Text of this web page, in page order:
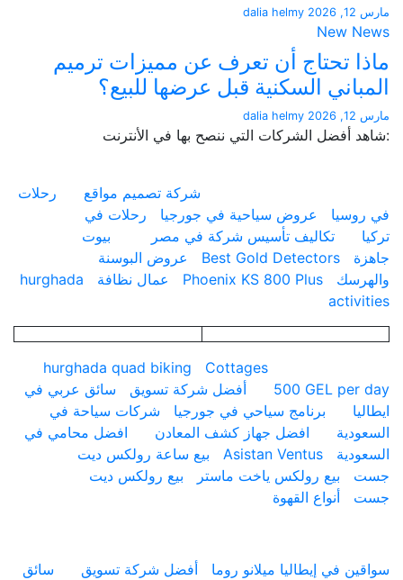
dalia helmy
New
تحتاج أن تعرف عن مميزات ترميم
السكنية قبل عرضها للبيع؟
dalia helmy
الشركات التي ننصح بها في الأنترنت
شركة تصميم مواقع
رحلات
عروض سياحية في جورجيا
رحلات في
تكاليف تأسيس شركة في مصر
بيوت
Best Gold Detectors
عروض البوسنة
Phoenix KS 800 Plus عمال نظافة
hurghada
hurghada quad biking
Cottages
500 GEL
أفضل شركة تسويق
سائق عربي في
برنامج سياحي في جورجيا
شركات سياحة في
افضل جهاز كشف المعادن
افضل محامي في
Asistan Ventus
بيع ساعة رولكس ديت
بيع رولكس ياخت ماستر
بيع رولكس ديت
أنواع القهوة
في إيطاليا ميلانو روما
أفضل شركة تسويق
سائق